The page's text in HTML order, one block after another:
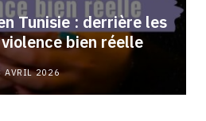
Tunisie : derrière les
bien réelle
AVRIL 2026